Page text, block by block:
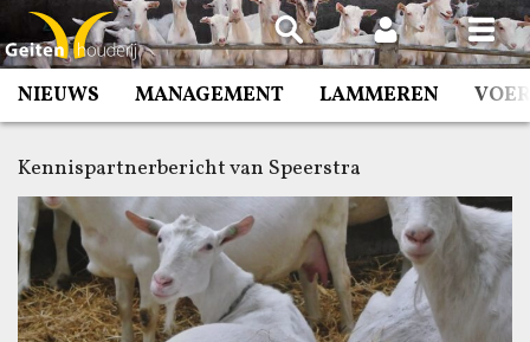
Spring
naar
inhoud
NIEUWS MANAGEMENT LAMMEREN
Kennispartnerbericht van Speerstra